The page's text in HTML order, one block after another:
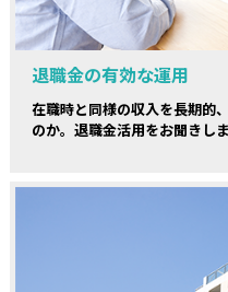
退職金の有効な運用
在職時と同様の収入を長期的
のか。退職金活用をお聞きしま